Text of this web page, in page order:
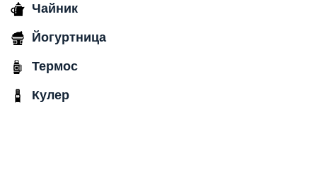
Чайник
Йогуртница
Термос
Кулер